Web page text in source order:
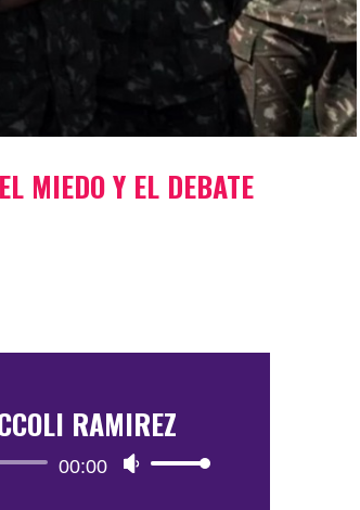
MIEDO Y EL DEBATE
RAMIREZ
00:00
Utiliza